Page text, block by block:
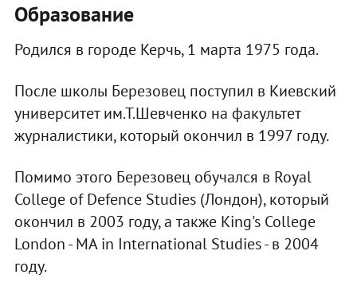
Образование
Родился в городе Керчь, 1 марта 1975 года.
После школы Березовец поступил в Киевский
университет им.Т.Шевченко на факультет
журналистики, который окончил в 1997 году.
Помимо этого Березовец обучался в Royal
College of Defence Studies (Лондон), который
окончил в 2003 году, а также King's College
London - MA in International Studies - в 2004
году.